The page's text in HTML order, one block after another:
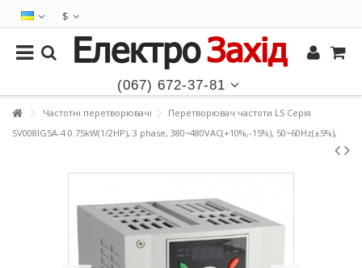
$
(067) 672-37-81
Частотні перетворювачі
Перетворювач частоти LS Серія
SV008IG5A-4 0.75kW(1/2HP), 3 phase, 380~480VAC(+10%,-15%), 50~60Hz(±5%),